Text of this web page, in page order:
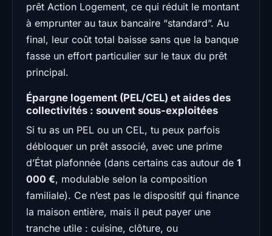
prêt Action Logement, ce qui réduit le montant
à emprunter au taux bancaire “standard”. Au
final, leur coût total baisse sans que la banque
fasse un effort particulier sur le taux du prêt
principal.
Épargne logement (PEL/CEL) et aides des
collectivités : souvent sous-exploitées
Si tu as un PEL ou un CEL, tu peux parfois
débloquer un prêt associé, avec une prime
d’État plafonnée (dans certains cas autour de 1
000 €, modulable selon la composition
familiale). Ce n’est pas le dispositif qui finance
la maison entière, mais il peut payer une
tranche utile : cuisine, clôture, ou